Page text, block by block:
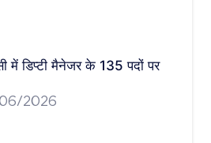
में डिप्टी मैनेजर के 135 पदों पर
2026